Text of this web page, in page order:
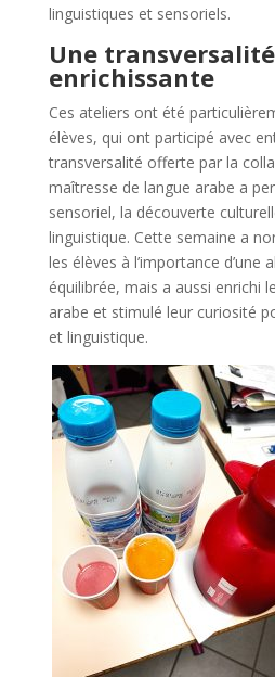
linguistiques et sensoriels.
Une transversalité
enrichissante
Ces ateliers ont été
élèves, qui ont participé avec
transversalité offerte par la
maîtresse de langue arabe a
sensoriel, la découverte
linguistique. Cette semaine a
les élèves à l’importance d’une
équilibrée, mais a aussi enrichi
arabe et stimulé leur curiosité
et linguistique.